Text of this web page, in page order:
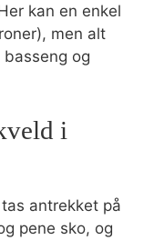
kan en enkel
men alt
og
i
antrekket på
pene sko, og